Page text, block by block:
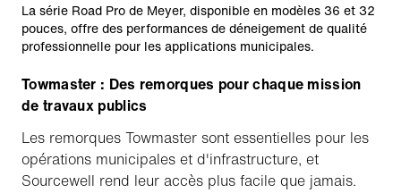
La série Road Pro de Meyer, disponible en modèles 36 et 32
pouces, offre des performances de déneigement de qualité
professionnelle pour les applications municipales.
Towmaster : Des remorques pour chaque mission
de travaux publics
Les remorques Towmaster sont essentielles pour les
opérations municipales et d'infrastructure, et
Sourcewell rend leur accès plus facile que jamais.